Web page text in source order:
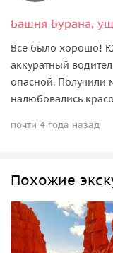
Все было хорошо!
аккуратный
опасной. Получили
налюбовались
почти 4 года назад
Похожие